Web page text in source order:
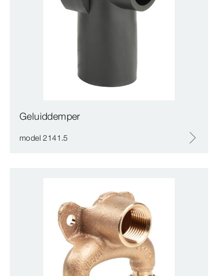
Geluiddemper
model 2141.5